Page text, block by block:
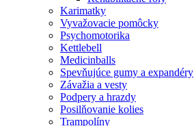
Karimatky
Vyvažovacie pomôcky
Psychomotorika
Kettlebell
Medicinballs
Spevňujúce gumy a expandéry
Závažia a vesty
Podpery a hrazdy
Posilňovanie kolies
Trampolíny